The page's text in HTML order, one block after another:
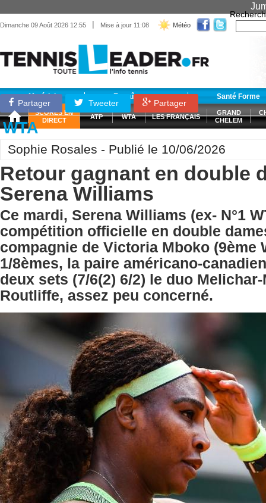
Dimanche 09 Août 2026 12:55 | Mise à jour 11:08 Météo
Matériel Entraînement Santé Forme
SCORES EN
DIRECT
ATP WTA LES FRANÇAIS
GRAND
CHELEM
Partager Tweeter Partager
WTA
Sophie Rosales - Publié le 10/06/2026
Retour gagnant en double
Serena Williams
Ce mardi, Serena Williams (ex- N°1
compétition officielle en double
compagnie de Victoria Mboko (9ème
1/8èmes, la paire américano-
deux sets (7/6(2) 6/2) le duo
Routliffe, assez peu concerné.